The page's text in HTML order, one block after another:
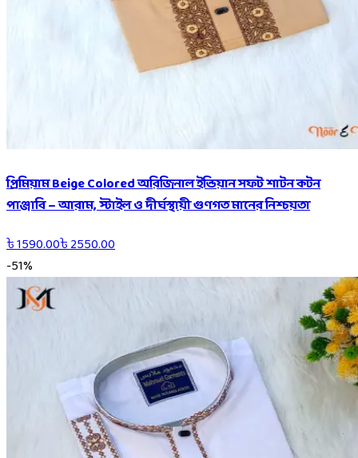
প্রিমিয়াম Beige Colored অরিজিনাল ইন্ডিয়ান সফট শাটন কটন
পাঞ্জাবি – আরাম, স্টাইল ও দীর্ঘস্থায়ী গুণগত মানের নিশ্চয়তা
৳1590.00৳2550.00
-51%